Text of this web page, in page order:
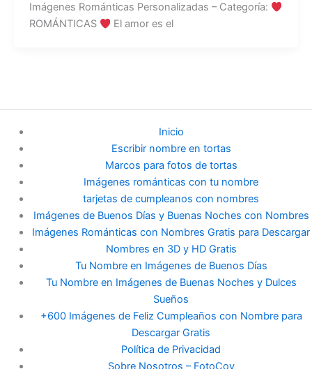
Imágenes Románticas Personalizadas – Categoría:
ROMÁNTICAS
El amor es el
Inicio
Escribir nombre en tortas
Marcos para fotos de tortas
Imágenes románticas con tu nombre
tarjetas de cumpleanos con nombres
Imágenes de Buenos Días y Buenas Noches con Nombres
Imágenes Románticas con Nombres Gratis para Descargar
Nombres en 3D y HD Gratis
Tu Nombre en Imágenes de Buenos Días
Tu Nombre en Imágenes de Buenas Noches y Dulces
Sueños
+600 Imágenes de Feliz Cumpleaños con Nombre para
Descargar Gratis
Política de Privacidad
Sobre Nosotros – FotoCov